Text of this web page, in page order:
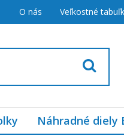
O nás Veľkostné
Náhradné diely